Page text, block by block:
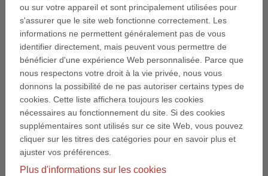
Fondation Crédit Coopératif utilise des cookies afin
de connaître les préférences des visiteurs et
d'optimiser la présentation de ce site. Les cookies
sont de petits fichiers déposés sur votre disque dur.
Ils facilitent la navigation et permettent de rendre un
site très convivial. Les cookies peuvent être utilisés
afin de vérifier si votre ordinateur a déjà été
connecté à nos pages. Seul le cookie enregistré sur
votre ordinateur est identifié.
Nous utilisons 2 cookies :
Le premier pour stocker votre langue de
ou sur votre appareil et sont principalement utilisées pour
s'assurer que le site web fonctionne correctement. Les
informations ne permettent généralement pas de vous
identifier directement, mais peuvent vous permettre de
bénéficier d'une expérience Web personnalisée. Parce que
nous respectons votre droit à la vie privée, nous vous
donnons la possibilité de ne pas autoriser certains types de
cookies. Cette liste affichera toujours les cookies
nécessaires au fonctionnement du site. Si des cookies
supplémentaires sont utilisés sur ce site Web, vous pouvez
cliquer sur les titres des catégories pour en savoir plus et
ajuster vos préférences.
Plus d'informations sur les cookies